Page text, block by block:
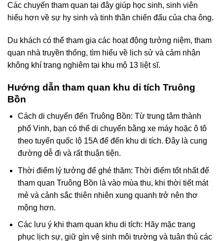
Các chuyến tham quan tại đây giúp học sinh, sinh viên
hiểu hơn về sự hy sinh và tinh thần chiến đấu của cha ông.
Du khách có thể tham gia các hoạt động tưởng niệm, tham
quan nhà truyền thống, tìm hiểu về lịch sử và cảm nhận
không khí trang nghiêm tại khu mộ 13 liệt sĩ.
Hướng dẫn tham quan khu di tích Truông
Bồn
Cách di chuyển đến Truông Bồn: Từ trung tâm thành
phố Vinh, bạn có thể di chuyển bằng xe máy hoặc ô tô
theo tuyến quốc lộ 15A để đến khu di tích. Đây là cung
đường dễ đi và rất thuận tiện.
Thời điểm lý tưởng để ghé thăm: Thời điểm tốt nhất để
tham quan Truông Bồn là vào mùa thu, khi thời tiết mát
mẻ và cảnh sắc thiên nhiên xung quanh trở nên thơ
mộng hơn.
Các lưu ý khi tham quan khu di tích: Hãy mặc trang
phục lịch sự, giữ gìn vệ sinh môi trường và tuân thủ các